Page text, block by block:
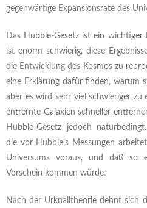
gegenwärtige Expansionsrate des
Das Hubble-Gesetz ist ein wichtiger
ist enorm schwierig, diese
die Entwicklung des Kosmos zu
eine Erklärung dafür finden, warum
aber es wird sehr viel schwieriger zu
entfernte Galaxien schneller
Hubble-Gesetz jedoch
die vor Hubble’s Messungen
Universums voraus, und daß so
Vorschein kommen würde.
Nach der Urknalltheorie dehnt sich